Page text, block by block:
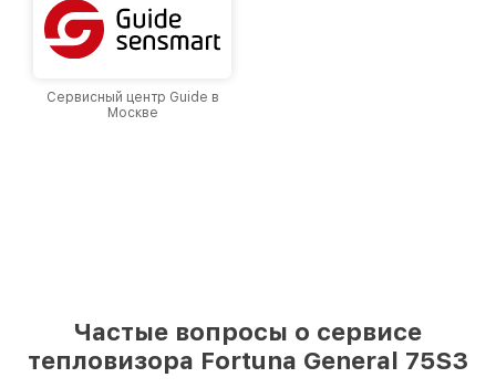
Сервисный центр Guide в
Москве
Частые вопросы о сервисе
тепловизора Fortuna General 75S3